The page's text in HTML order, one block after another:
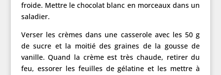
froide. Mettre le chocolat blanc en morceaux dans un
saladier.
Verser les crèmes dans une casserole avec les 50 g
de sucre et la moitié des graines de la gousse de
vanille. Quand la crème est très chaude, retirer du
feu, essorer les feuilles de gélatine et les mettre à